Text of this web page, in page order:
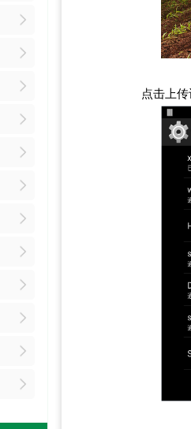
点击上传